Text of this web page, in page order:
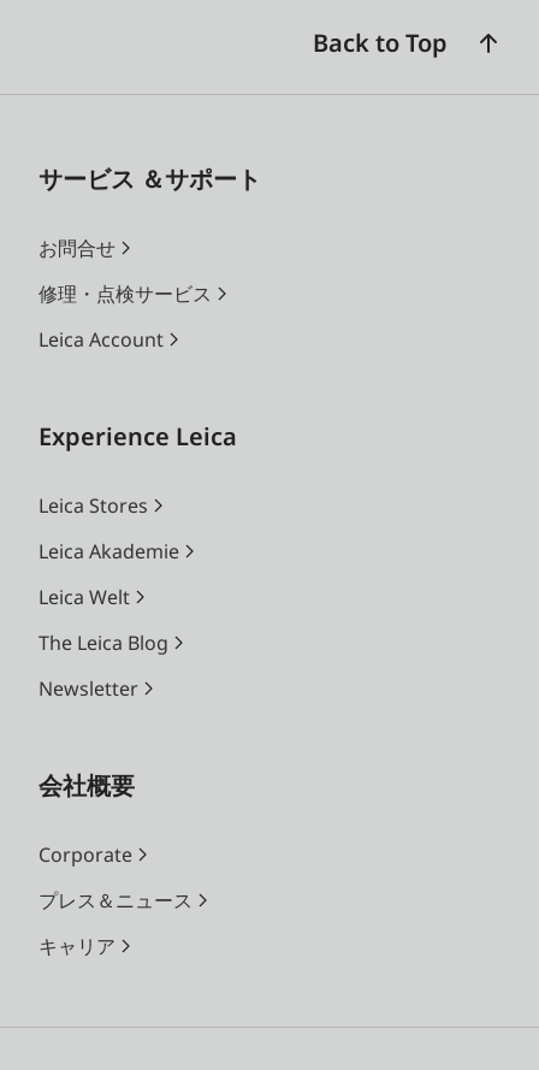
Back to Top
サービス ＆サポート
お問合せ
修理・点検サービス
Leica Account
Experience Leica
Leica Stores
Leica Akademie
Leica Welt
The Leica Blog
Newsletter
会社概要
Corporate
プレス＆ニュース
キャリア